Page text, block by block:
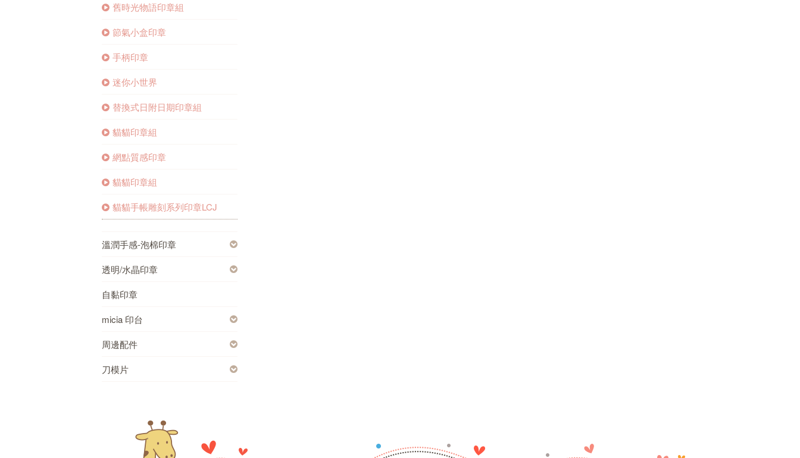
舊時光物語印章組
節氣小盒印章
手柄印章
迷你小世界
替換式日附日期印章組
貓貓印章組
網點質感印章
貓貓印章組
貓貓手帳雕刻系列印章LCJ
溫潤手感-泡棉印章
透明/水晶印章
自黏印章
micia 印台
周邊配件
刀模片